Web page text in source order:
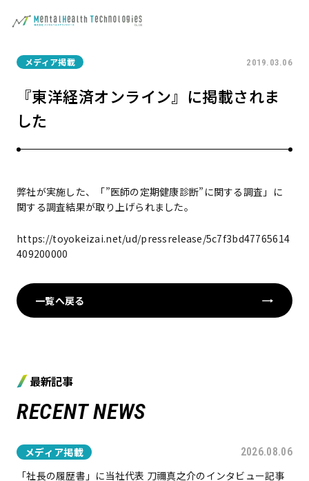
メディア掲載 2019.03.06
『東洋経済オンライン』に掲載されま
した
弊社が実施した、「”医師の定期健康診断”に関する調査」に
関する調査結果が取り上げられました。
https://toyokeizai.net/ud/pressrelease/5c7f3bd47765614
409200000
一覧へ戻る
最新記事
RECENT NEWS
メディア掲載 2026.08.06
「社長の履歴書」に当社代表 刀禰真之介のインタビュー記事